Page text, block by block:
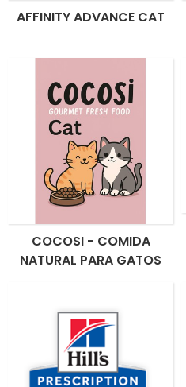
AFFINITY ADVANCE CAT
COCOSI - COMIDA
NATURAL PARA GATOS